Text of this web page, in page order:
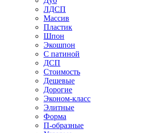
ЛДСП
Массив
Пластик
Шпон
Экошпон
С патиной
ДСП
Стоимость
Дешевые
Дорогие
Эконом-класс
Элитные
Форма
П-образные